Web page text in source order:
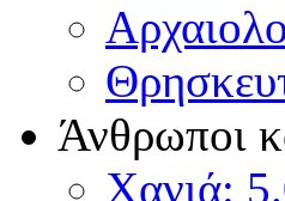
Άνθρωποι
Χανιά: